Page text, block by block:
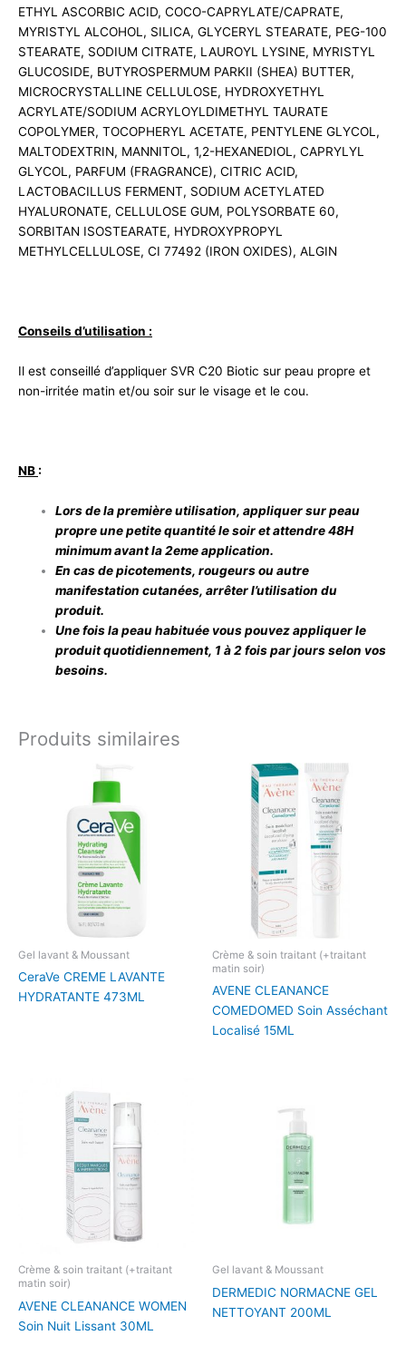
ETHYL ASCORBIC ACID, COCO-CAPRYLATE/CAPRATE,
MYRISTYL ALCOHOL, SILICA, GLYCERYL STEARATE, PEG-100
STEARATE, SODIUM CITRATE, LAUROYL LYSINE, MYRISTYL
GLUCOSIDE, BUTYROSPERMUM PARKII (SHEA) BUTTER,
MICROCRYSTALLINE CELLULOSE, HYDROXYETHYL
ACRYLATE/SODIUM ACRYLOYLDIMETHYL TAURATE
COPOLYMER, TOCOPHERYL ACETATE, PENTYLENE GLYCOL,
MALTODEXTRIN, MANNITOL, 1,2-HEXANEDIOL, CAPRYLYL
GLYCOL, PARFUM (FRAGRANCE), CITRIC ACID,
LACTOBACILLUS FERMENT, SODIUM ACETYLATED
HYALURONATE, CELLULOSE GUM, POLYSORBATE 60,
SORBITAN ISOSTEARATE, HYDROXYPROPYL
METHYLCELLULOSE, CI 77492 (IRON OXIDES), ALGIN
Conseils d’utilisation :
Il est conseillé d’appliquer SVR C20 Biotic sur peau propre et
non-irritée matin et/ou soir sur le visage et le cou.
NB :
Lors de la première utilisation, appliquer sur peau
propre une petite quantité le soir et attendre 48H
minimum avant la 2eme application.
En cas de picotements, rougeurs ou autre
manifestation cutanées, arrêter l’utilisation du
produit.
Une fois la peau habituée vous pouvez appliquer le
produit quotidiennement, 1 à 2 fois par jours selon vos
besoins.
Produits similaires
Gel lavant & Moussant
CeraVe CREME LAVANTE
HYDRATANTE 473ML
Crème & soin traitant (+traitant
matin soir)
AVENE CLEANANCE
COMEDOMED Soin Asséchant
Localisé 15ML
Crème & soin traitant (+traitant
matin soir)
AVENE CLEANANCE WOMEN
Soin Nuit Lissant 30ML
Gel lavant & Moussant
DERMEDIC NORMACNE GEL
NETTOYANT 200ML